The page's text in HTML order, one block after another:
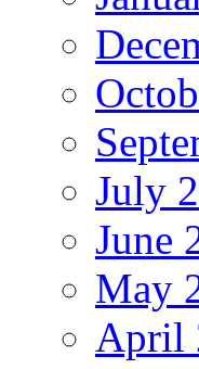
July
June
May
April